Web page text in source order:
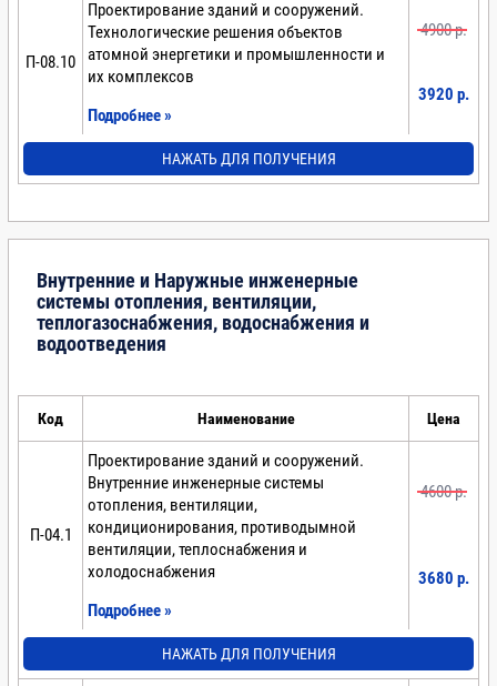
П-08.10
Проектирование зданий и сооружений.
Технологические решения объектов
атомной энергетики и промышленности и
их комплексов
Подробнее »
4900 p.
3920 p.
НАЖАТЬ ДЛЯ ПОЛУЧЕНИЯ
Внутренние и Наружные инженерные
системы отопления, вентиляции,
теплогазоснабжения, водоснабжения и
водоотведения
Код Наименование Цена
П-04.1
Проектирование зданий и сооружений.
Внутренние инженерные системы
отопления, вентиляции,
кондиционирования, противодымной
вентиляции, теплоснабжения и
холодоснабжения
Подробнее »
4600 p.
3680 p.
НАЖАТЬ ДЛЯ ПОЛУЧЕНИЯ